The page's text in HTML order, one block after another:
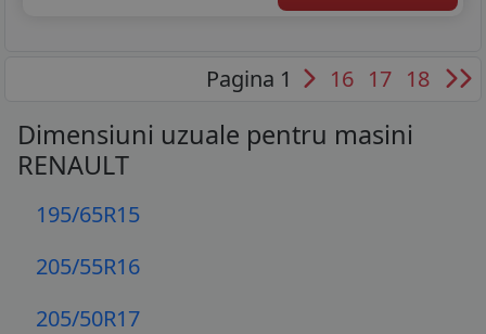
Pagina 1 16 17 18
Dimensiuni uzuale pentru masini
RENAULT
195/65R15
205/55R16
205/50R17